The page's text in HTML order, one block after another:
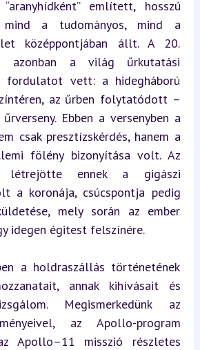
említett, hosszú
a tudományos, mind a
középpontjában állt. A 20.
azonban a világ űrkutatási
fordulatot vett: a hidegháború
az űrben folytatódott –
Ebben a versenyben a
csak presztízskérdés, hanem a
fölény bizonyítása volt. Az
létrejötte ennek a gigászi
a koronája, csúcspontja pedig
mely során az ember
idegen égitest felszínére.
a holdraszállás történetének
annak kihívásait és
Megismerkedünk az
az Apollo-program
Apollo–11 misszió részletes